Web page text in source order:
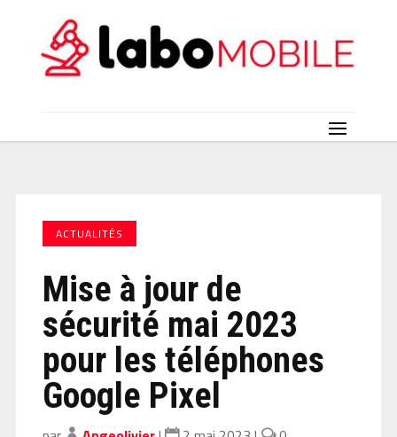
ACTUALITÉS
Mise à jour de
sécurité mai 2023
pour les téléphones
Google Pixel